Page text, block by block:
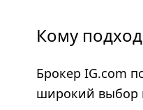
Кому
Брокер IG.com
широкий выбор